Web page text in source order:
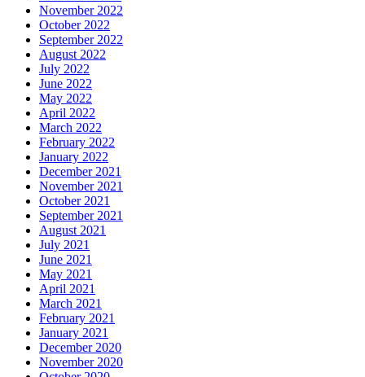
November 2022
October 2022
September 2022
August 2022
July 2022
June 2022
May 2022
April 2022
March 2022
February 2022
January 2022
December 2021
November 2021
October 2021
September 2021
August 2021
July 2021
June 2021
May 2021
April 2021
March 2021
February 2021
January 2021
December 2020
November 2020